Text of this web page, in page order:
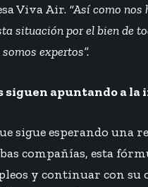
Viva Air. “Así como nos
situación por el bien de
expertos”.
siguen apuntando a
sigue esperando una
compañías, esta
y continuar con su